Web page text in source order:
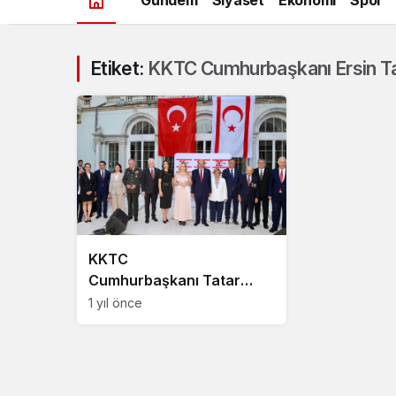
Etiket: KKTC Cumhurbaşkanı Ersin
KKTC
Cumhurbaşkanı Tatar
Beykoz’da konuştu
1 yıl önce